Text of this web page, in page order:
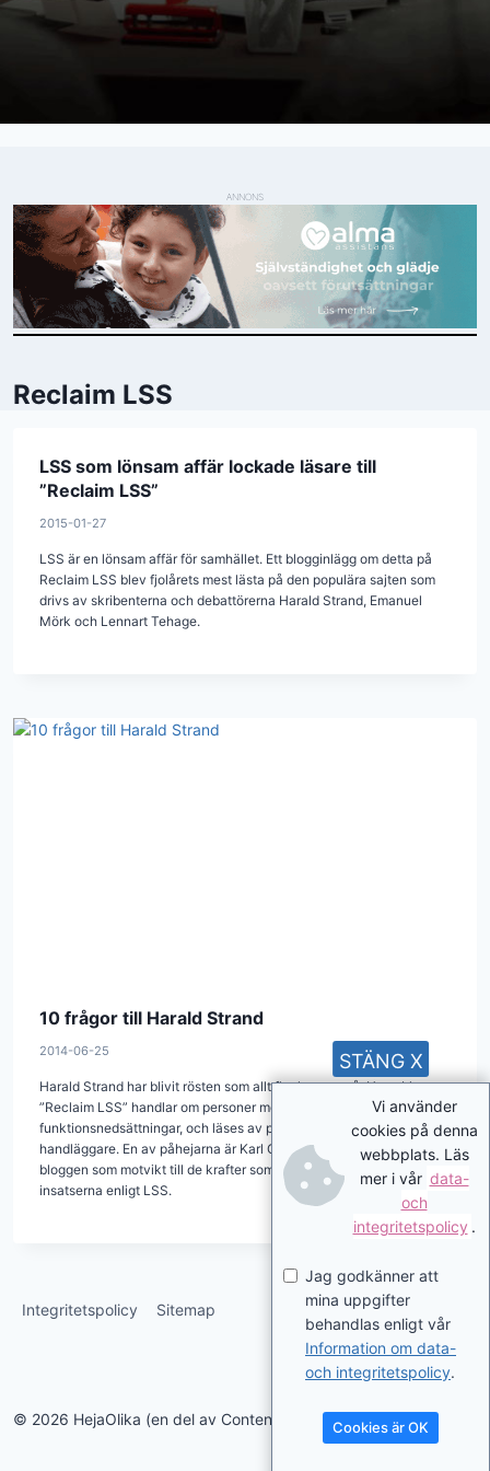
ANNONS
Reclaim LSS
LSS som lönsam affär lockade läsare till
”Reclaim LSS”
2015-01-27
LSS är en lönsam affär för samhället. Ett blogginlägg om detta på
Reclaim LSS blev fjolårets mest lästa på den populära sajten som
drivs av skribenterna och debattörerna Harald Strand, Emanuel
Mörk och Lennart Tehage.
10 frågor till Harald Strand
2014-06-25
Harald Strand har blivit rösten som allt fler lyssnar på. Hans blogg
”Reclaim LSS” handlar om personer med stora
funktionsnedsättningar, och läses av politiker, jurister och
handläggare. En av påhejarna är Karl Grunewald som berömmer
bloggen som motvikt till de krafter som försöker begränsa
insatserna enligt LSS.
Integritetspolicy Sitemap
© 2026 HejaOlika (en del av Contentverkstan.se)
Vi använder
cookies på denna
webbplats. Läs
mer i vår data-
och
integritetspolicy .
Jag godkänner att
mina uppgifter
behandlas enligt vår
Information om data-
och integritetspolicy.
Cookies är OK
STÄNG X